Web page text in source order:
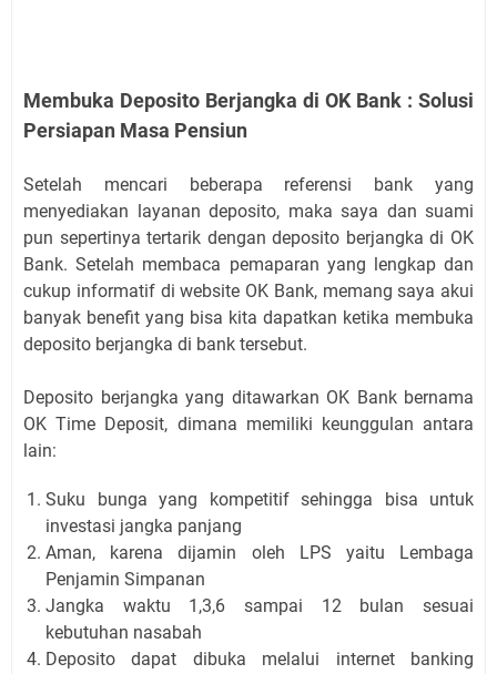
Membuka Deposito Berjangka di OK Bank : Solusi
Persiapan Masa Pensiun
Setelah mencari beberapa referensi bank yang
menyediakan layanan deposito, maka saya dan suami
pun sepertinya tertarik dengan deposito berjangka di OK
Bank. Setelah membaca pemaparan yang lengkap dan
cukup informatif di website OK Bank, memang saya akui
banyak benefit yang bisa kita dapatkan ketika membuka
deposito berjangka di bank tersebut.
Deposito berjangka yang ditawarkan OK Bank bernama
OK Time Deposit, dimana memiliki keunggulan antara
lain:
Suku bunga yang kompetitif sehingga bisa untuk
investasi jangka panjang
Aman, karena dijamin oleh LPS yaitu Lembaga
Penjamin Simpanan
Jangka waktu 1,3,6 sampai 12 bulan sesuai
kebutuhan nasabah
Deposito dapat dibuka melalui internet banking